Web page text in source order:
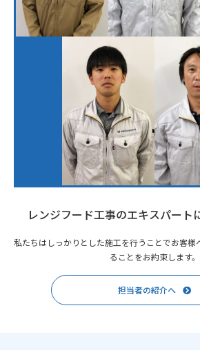
レンジフード工事のエキスパート
私たちはしっかりとした施工を行うことでお客様
ることをお約束します。
担当者の紹介へ